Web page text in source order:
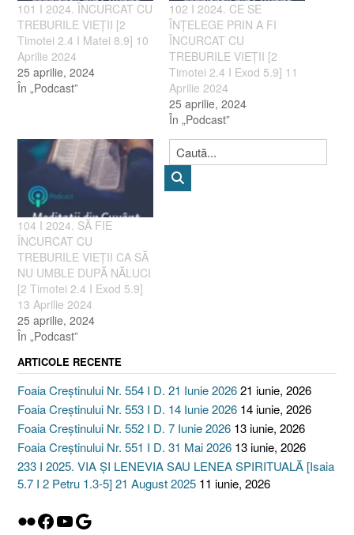
101 I 2024. ÎNCURCAT CU
TREBURILE VIEȚII [2
Timotei 2.4 I Matei 8.9] 10
Aprilie 2024
25 aprilie, 2024
În „Podcast”
102 I 2024. CE SE
ÎNȚELEGE PRIN A FI
ÎNCURCAT CU
TREBURILE VIEȚII [2
Timotei 2.4 I Exod 5.9] 11
Aprilie 2024
25 aprilie, 2024
În „Podcast”
104 I 2024. SĂ FIE
ÎNCURCAT CU
TREBURILE VIEȚII CA SĂ
NU UMBLE DUPĂ NĂLUCI
[2 Timotei 2.4 I Exod 5.9]
13 Aprilie 2024
25 aprilie, 2024
În „Podcast”
ARTICOLE RECENTE
Foaia Creștinului Nr. 554 I D. 21 Iunie 202621 iunie, 2026
Foaia Creștinului Nr. 553 I D. 14 Iunie 2026 14 iunie, 2026
Foaia Creștinului Nr. 552 I D. 7 Iunie 2026 13 iunie, 2026
Foaia Creștinului Nr. 551 I D. 31 Mai 2026 13 iunie, 2026
233 I 2025. VIA ȘI LENEVIA SAU LENEA SPIRITUALĂ [Isaia
5.7 I 2 Petru 1.3-5] 21 August 2025 11 iunie, 2026
Flickr
Facebook
YouTube
Google